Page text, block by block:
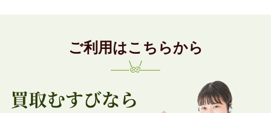
ご利用はこちらから